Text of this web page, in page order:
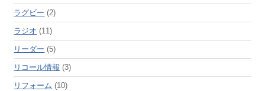
ラグビー (2)
ラジオ (11)
リーダー (5)
リコール情報 (3)
リフォーム (10)